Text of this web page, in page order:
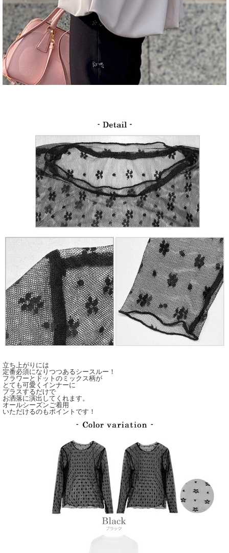
立ち上がりには
定番必須になりつつあるシースルー！
フラワーとドットのミックス柄が
とても可愛くインナーに
プラスするだけで
お洒落に演出してくれます。
オールシーズンご着用
いただけるのもポイントです！